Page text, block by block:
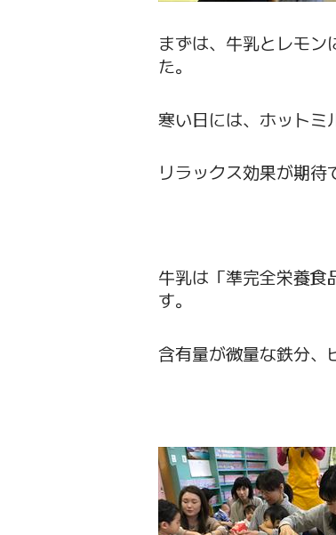
まずは、牛乳とレモ
た。
寒い日には、ホットミ
リラックス効果が期待
牛乳は「準完全栄養食
す。
含有量が微量な鉄分、